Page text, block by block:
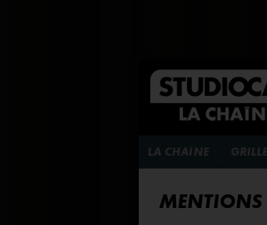
LA CHAÎNE
MENTIONS